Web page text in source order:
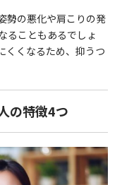
勢の悪化や肩こりの発
ることもあるでしょ
くくなるため、抑うつ
の特徴4つ